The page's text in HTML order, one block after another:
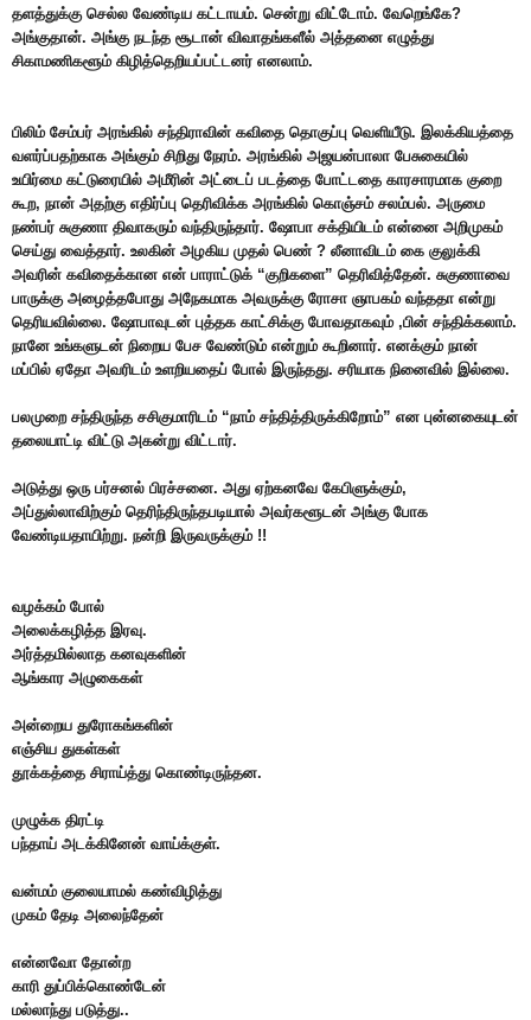
தளத்துக்கு செல்ல வேண்டிய கட்டாயம். சென்று விட்டோம். வேறெங்கே?
அங்குதான். அங்கு நடந்த சூடான் விவாதங்களீல் அத்தனை எழுத்து
சிகாமணிகளூம் கிழித்தெறியப்பட்டனர் எனலாம்.
பிலிம் சேம்பர் அரங்கில் சந்திராவின் கவிதை தொகுப்பு வெளியீடு. இலக்கியத்தை
வளர்ப்பதற்காக அங்கும் சிறிது நேரம். அரங்கில் அஜயன்பாலா பேசுகையில்
உயிர்மை கட்டுரையில் அமீரின் அட்டைப் படத்தை போட்டதை காரசாரமாக குறை
கூற, நான் அதற்கு எதிர்ப்பு தெரிவிக்க அரங்கில் கொஞ்சம் சலம்பல். அருமை
நண்பர் சுகுணா திவாகரும் வந்திருந்தார். ஷோபா சக்தியிடம் என்னை அறிமுகம்
செய்து வைத்தார். உலகின் அழகிய முதல் பெண் ? லீனாவிடம் கை குலுக்கி
அவரின் கவிதைக்கான என் பாராட்டுக் “குறிகளை” தெரிவித்தேன். சுகுணாவை
பாருக்கு அழைத்தபோது அநேகமாக அவருக்கு ரோசா ஞாபகம் வந்ததா என்று
தெரியவில்லை. ஷோபாவுடன் புத்தக காட்சிக்கு போவதாகவும் ,பின் சந்திக்கலாம்.
நானே உங்களுடன் நிறைய பேச வேண்டும் என்றும் கூறினார். எனக்கும் நான்
மப்பில் ஏதோ அவரிடம் உளறியதைப் போல் இருந்தது. சரியாக நினைவில் இல்லை.
பலமுறை சந்திருந்த சசிகுமாரிடம் “நாம் சந்தித்திருக்கிறோம்” என புன்னகையுடன்
தலையாட்டி விட்டு அகன்று விட்டார்.
அடுத்து ஒரு பர்சனல் பிரச்சனை. அது ஏற்கனவே கேபிளுக்கும்,
அப்துல்லாவிற்கும் தெரிந்திருந்தபடியால் அவர்களூடன் அங்கு போக
வேண்டியதாயிற்று. நன்றி இருவருக்கும் !!
வழக்கம் போல்
அலைக்கழித்த இரவு.
அர்த்தமில்லாத கனவுகளின்
ஆங்கார அழுகைகள்
அன்றைய துரோகங்களின்
எஞ்சிய துகள்கள்
தூக்கத்தை சிராய்த்து கொண்டிருந்தன.
முழுக்க திரட்டி
பந்தாய் அடக்கினேன் வாய்க்குள்.
வன்மம் குலையாமல் கண்விழித்து
முகம் தேடி அலைந்தேன்
என்னவோ தோன்ற
காரி துப்பிக்கொண்டேன்
மல்லாந்து படுத்து..